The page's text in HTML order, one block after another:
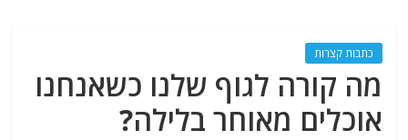
כתבות קצרות
מה קורה לגוף שלנו כשאנחנו
אוכלים מאוחר בלילה?